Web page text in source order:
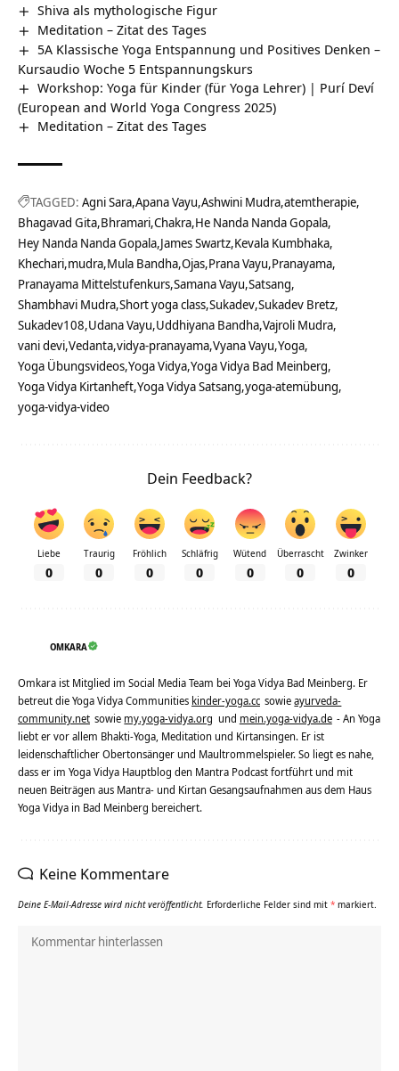
Shiva als mythologische Figur
Meditation – Zitat des Tages
5A Klassische Yoga Entspannung und Positives Denken –
Kursaudio Woche 5 Entspannungskurs
Workshop: Yoga für Kinder (für Yoga Lehrer) | Purí Deví
(European and World Yoga Congress 2025)
Meditation – Zitat des Tages
TAGGED: Agni Sara Apana Vayu Ashwini Mudra atemtherapie
Bhagavad Gita Bhramari Chakra He Nanda Nanda Gopala
Hey Nanda Nanda Gopala James Swartz Kevala Kumbhaka
Khechari mudra Mula Bandha Ojas Prana Vayu Pranayama
Pranayama Mittelstufenkurs Samana Vayu Satsang
Shambhavi Mudra Short yoga class Sukadev Sukadev Bretz
Sukadev108 Udana Vayu Uddhiyana Bandha Vajroli Mudra
vani devi Vedanta vidya-pranayama Vyana Vayu Yoga
Yoga Übungsvideos Yoga Vidya Yoga Vidya Bad Meinberg
Yoga Vidya Kirtanheft Yoga Vidya Satsang yoga-atemübung
yoga-vidya-video
Dein Feedback?
Liebe
0
Traurig
0
Fröhlich
0
Schläfrig
0
Wütend
0
Überrascht
0
Zwinker
0
OMKARA
Omkara ist Mitglied im Social Media Team bei Yoga Vidya Bad Meinberg. Er
betreut die Yoga Vidya Communities kinder-yoga.cc sowieayurveda-
community.net sowie my.yoga-vidya.org und mein.yoga-vidya.de - An Yoga
liebt er vor allem Bhakti-Yoga, Meditation und Kirtansingen. Er ist
leidenschaftlicher Obertonsänger und Maultrommelspieler. So liegt es nahe,
dass er im Yoga Vidya Hauptblog den Mantra Podcast fortführt und mit
neuen Beiträgen aus Mantra- und Kirtan Gesangsaufnahmen aus dem Haus
Yoga Vidya in Bad Meinberg bereichert.
Keine Kommentare
Deine E-Mail-Adresse wird nicht veröffentlicht. Erforderliche Felder sind mit * markiert.